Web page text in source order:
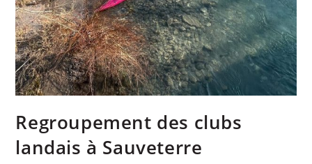
Regroupement des clubs
landais à Sauveterre